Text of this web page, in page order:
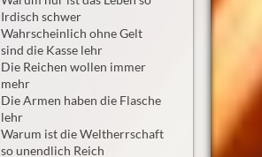
Irdisch schwer
Wahrscheinlich ohne Gelt
sind die Kasse lehr
Die Reichen wollen immer
mehr
Die Armen haben die Flasche
lehr
Warum ist die Weltherrschaft
so unendlich Reich